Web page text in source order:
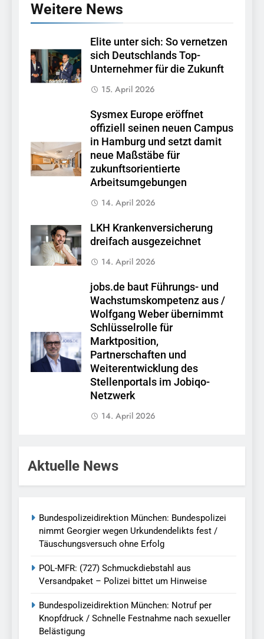
Weitere News
Elite unter sich: So vernetzen
sich Deutschlands Top-
Unternehmer für die Zukunft
15. April 2026
Sysmex Europe eröffnet
offiziell seinen neuen Campus
in Hamburg und setzt damit
neue Maßstäbe für
zukunftsorientierte
Arbeitsumgebungen
14. April 2026
LKH Krankenversicherung
dreifach ausgezeichnet
14. April 2026
jobs.de baut Führungs- und
Wachstumskompetenz aus /
Wolfgang Weber übernimmt
Schlüsselrolle für
Marktposition,
Partnerschaften und
Weiterentwicklung des
Stellenportals im Jobiqo-
Netzwerk
14. April 2026
Aktuelle News
Bundespolizeidirektion München: Bundespolizei
nimmt Georgier wegen Urkundendelikts fest /
Täuschungsversuch ohne Erfolg
POL-MFR: (727) Schmuckdiebstahl aus
Versandpaket – Polizei bittet um Hinweise
Bundespolizeidirektion München: Notruf per
Knopfdruck / Schnelle Festnahme nach sexueller
Belästigung